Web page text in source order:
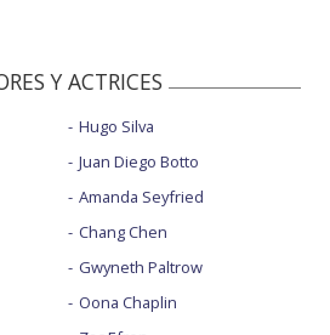
Y ACTRICES
Hugo Silva
Juan Diego Botto
Amanda Seyfried
Chang Chen
Gwyneth Paltrow
Oona Chaplin